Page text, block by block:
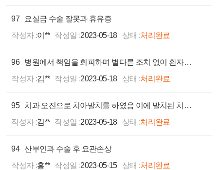
97
요실금 수술 잘못과 휴유증
작성자 :이** 작성일 :2023-05-18 상태 :처리완료
96
병원에서 책임을 회피하며 별다른 조치 없이 환자를 방치 중이라 상담을 신청합니다.
작성자 :김** 작성일 :2023-05-18 상태 :처리완료
95
치과 오진으로 치아발치를 하였음 이에 발치된 치아는 정상이었음 의사는 소송해봐도 이긴다고 장담함
작성자 :김** 작성일 :2023-05-18 상태 :처리완료
94 산부인과 수술 후 요관손상
작성자 :홍** 작성일 :2023-05-15 상태 :처리완료